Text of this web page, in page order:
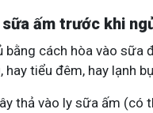
ấm trước khi
bằng cách hòa vào
tiểu đêm, hay lạnh
thả vào ly sữa ấm (có